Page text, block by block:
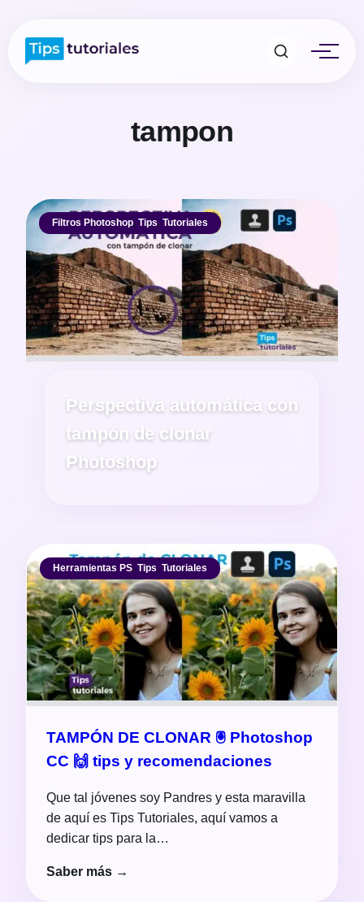
tampon
Filtros Photoshop, Tips, Tutoriales
Perspectiva automática con
tampón de clonar
Photoshop
Herramientas PS, Tips, Tutoriales
TAMPÓN DE CLONAR 🖲 Photoshop
CC 🙌 tips y recomendaciones
Que tal jóvenes soy Pandres y esta maravilla
de aquí es Tips Tutoriales, aquí vamos a
dedicar tips para la…
Saber más →